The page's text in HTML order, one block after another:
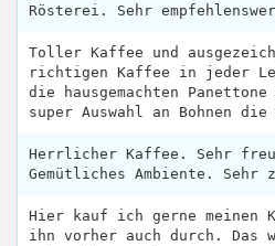
Rösterei. Sehr
Toller Kaffee und
richtigen Kaffee in jeder
die hausgemachten
super Auswahl an Bohnen die
Herrlicher Kaffee. Sehr
Gemütliches Ambiente. Sehr
Hier kauf ich gerne meinen
ihn vorher auch durch. Das